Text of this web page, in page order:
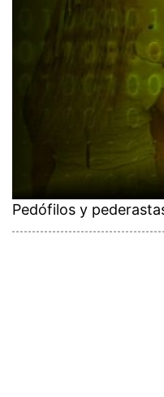
Pedófilos y